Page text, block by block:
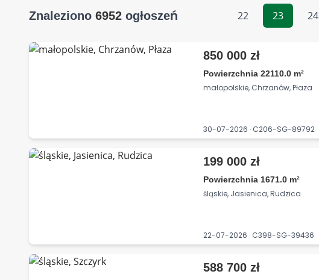
Znaleziono 6952 ogłoszeń 22 23 24
850 000 zł
Powierzchnia 22110.0 m²
małopolskie, Chrzanów, Płaza
30-07-2026 · C206-SG-89792
199 000 zł
Powierzchnia 1671.0 m²
śląskie, Jasienica, Rudzica
22-07-2026 · C398-SG-39436
588 700 zł